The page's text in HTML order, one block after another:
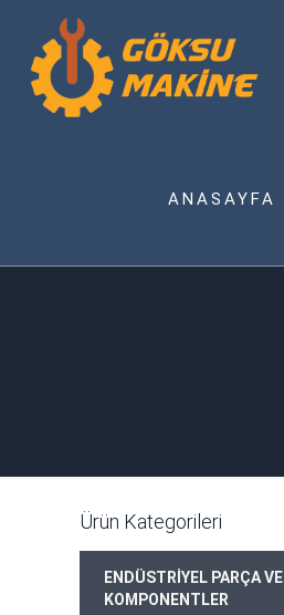
ANASAYFA
Ürün Kategorileri
ENDÜSTRİYEL PARÇA VE
KOMPONENTLER